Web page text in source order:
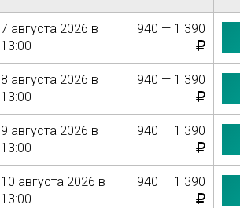
7 августа 2026 в
13:00
940 — 1 390
8 августа 2026 в
13:00
940 — 1 390
9 августа 2026 в
13:00
940 — 1 390
10 августа 2026 в
13:00
940 — 1 390